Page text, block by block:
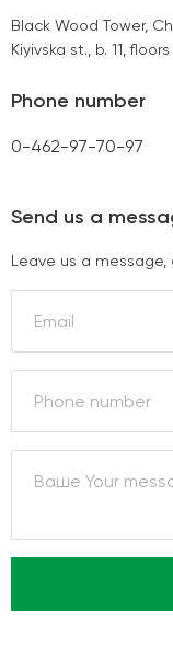
Black Wood Tower,
Kiyivska st., b. 11, floors
Phone number
0-462-97-70-97
Send us a
Leave us a